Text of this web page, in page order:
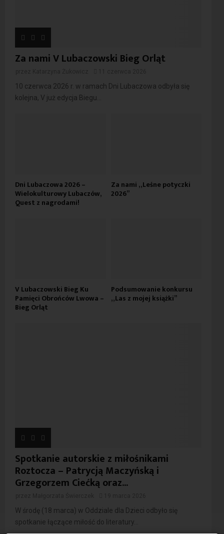
Za nami V Lubaczowski Bieg Orląt
10 czerwca 2026 r. w ramach Dni Lubaczowa odbyła się
kolejna, V już edycja Biegu...
Dni Lubaczowa 2026 –
Wielokulturowy Lubaczów,
Quest z nagrodami!
Za nami „Leśne potyczki
2026”
V Lubaczowski Bieg Ku
Pamięci Obrońców Lwowa –
Bieg Orląt
Podsumowanie konkursu
„Las z mojej książki”
Spotkanie autorskie z miłośnikami
Roztocza – Patrycją Maczyńską i
Grzegorzem Ciećką oraz...
W środę (18 marca) w Oddziale dla Dzieci odbyło się
spotkanie łączące miłość do literatury...